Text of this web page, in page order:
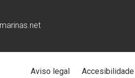
Aviso legal Accesibilidade